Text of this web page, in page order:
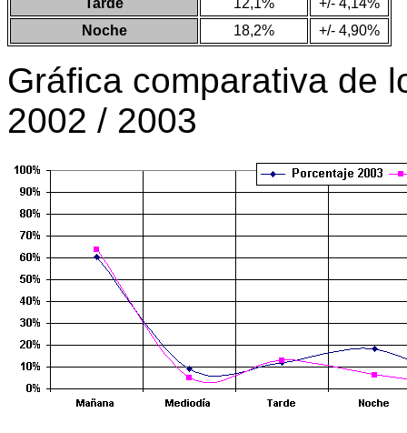
Tarde 12,1%
+/- 4,14%
Noche
18,2% +/- 4,90%
Gráfica comparativa de
2002 / 2003